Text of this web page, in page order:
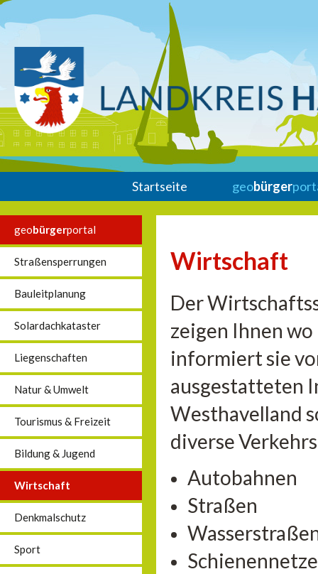
Startseite geobürger
geobürgerportal
Straßensperrungen
Bauleitplanung
Solardachkataster
Liegenschaften
Natur & Umwelt
Tourismus & Freizeit
Bildung & Jugend
Wirtschaft
Denkmalschutz
Sport
Wirtschaft
Der
zeigen Ihnen
informiert sie
ausgestatteten
Westhavelland
diverse
Autobahnen
Straßen
Schienennetze